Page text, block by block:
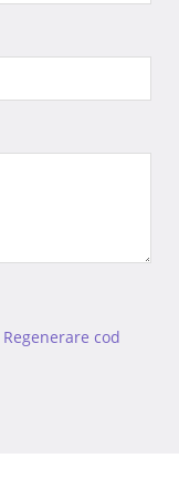
Regenerare cod